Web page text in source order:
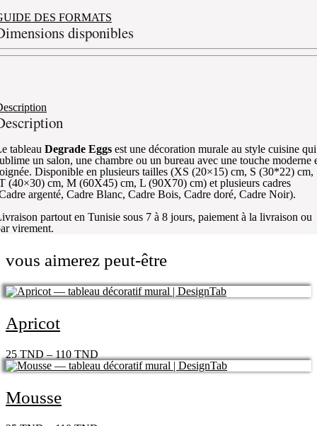
DES FORMATS
disponibles
tableau Degrade Eggs est une décoration murale au style cuisine qui
un salon, une chambre ou un bureau avec une touche moderne
Disponible en plusieurs tailles (XS (20×15) cm, S (30*22) cm,
(40×30) cm, M (60X45) cm, L (90X70) cm) et plusieurs cadres
argenté, Cadre Blanc, Cadre Bois, Cadre doré, Cadre Noir).
partout en Tunisie sous 7 à 8 jours, paiement à la livraison ou
virement.
vous aimerez peut-être
Apricot
25TND–110TND
Mousse